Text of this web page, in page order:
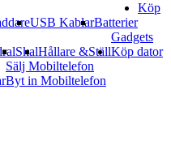
USB KablarBatterier
SkalHållare &Ställ
Köp
Gadgets
Köp dator
Sälj Mobiltelefon
Byt in Mobiltelefon